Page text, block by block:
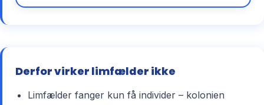
Derfor virker limfælder ikke
Limfælder fanger kun få individer – kolonien